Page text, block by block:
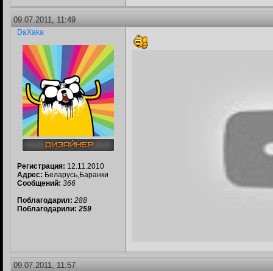
09.07.2011, 11:49
DaXaka
Регистрация: 12.11.2010
Адрес: Беларусь,Баранки
Сообщений: 366
Поблагодарил: 288
Поблагодарили: 259
09.07.2011, 11:57